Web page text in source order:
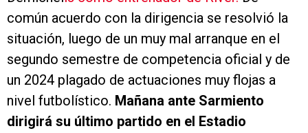
común acuerdo con la dirigencia se resolvió la
situación, luego de un muy mal arranque en el
segundo semestre de competencia oficial y de
un 2024 plagado de actuaciones muy flojas a
nivel futbolístico. Mañana ante Sarmiento
dirigirá su último partido en el Estadio